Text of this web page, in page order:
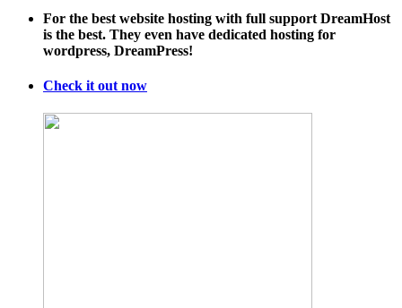
For the best website hosting with full support DreamHost
is the best. They even have dedicated hosting for
wordpress, DreamPress!
Check it out now